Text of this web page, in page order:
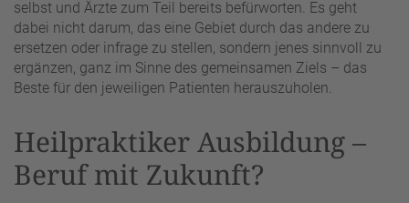
selbst und Ärzte zum Teil bereits befürworten. Es geht
dabei nicht darum, das eine Gebiet durch das andere zu
ersetzen oder infrage zu stellen, sondern jenes sinnvoll zu
ergänzen, ganz im Sinne des gemeinsamen Ziels – das
Beste für den jeweiligen Patienten herauszuholen.
Heilpraktiker Ausbildung –
Beruf mit Zukunft?